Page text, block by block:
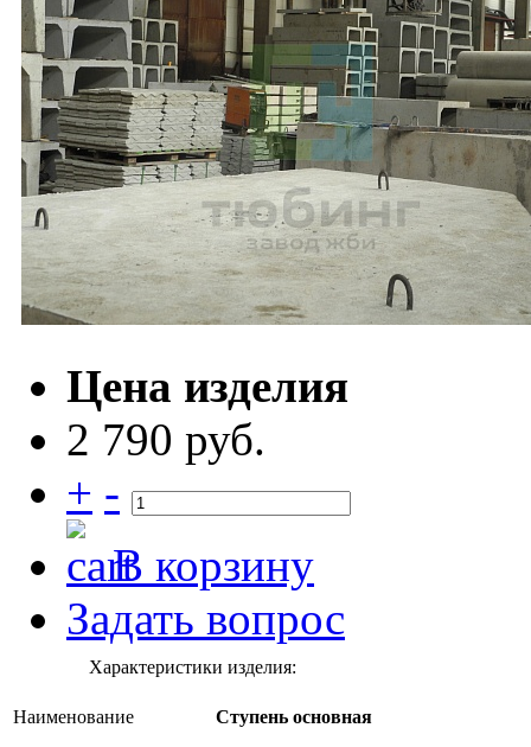
Цена изделия
2 790 руб.
+ -
В корзину
Задать вопрос
Характеристики изделия:
Наименование Ступень основная